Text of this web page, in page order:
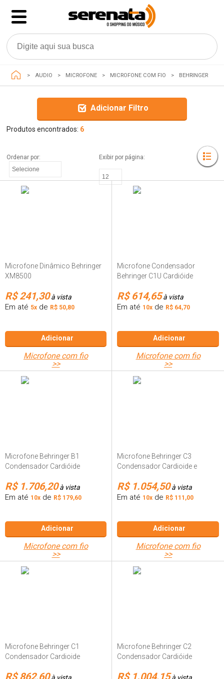
AUDIO MICROFONE MICROFONE COM FIO BEHRINGER
Adicionar Filtro
Produtos encontrados: 6
Ordenar por:
Microfone Dinâmico Behringer
XM8500
R$ 241,30à vista
Em até 5x de R$ 50,80
Adicionar
microfone com fio
>>
Microfone Condensador
Behringer C1U Cardióide
R$ 614,65à vista
Em até 10x de R$ 64,70
Adicionar
microfone com fio
>>
Microfone Behringer B1
Condensador Cardióide
R$ 1.706,20à vista
Em até 10x de R$ 179,60
Adicionar
microfone com fio
>>
Microfone Behringer C3
Condensador Cardioide e
R$ 1.054,50à vista
Em até 10x de R$ 111,00
Adicionar
microfone com fio
>>
Microfone Behringer C1
Condensador Cardioide
R$ 862,60
Microfone Behringer C2
Condensador Cardióide
R$ 1.004,15